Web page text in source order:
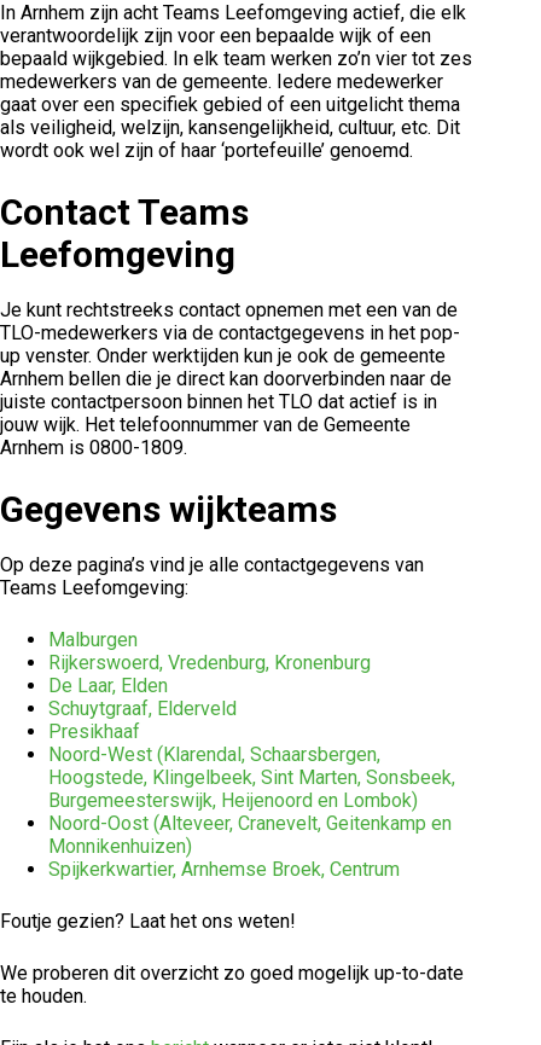
In Arnhem zijn acht Teams Leefomgeving actief, die elk
verantwoordelijk zijn voor een bepaalde wijk of een
bepaald wijkgebied. In elk team werken zo’n vier tot zes
medewerkers van de gemeente. Iedere medewerker
gaat over een specifiek gebied of een uitgelicht thema
als veiligheid, welzijn, kansengelijkheid, cultuur, etc. Dit
wordt ook wel zijn of haar ‘portefeuille’ genoemd.
Contact Teams
Leefomgeving
Je kunt rechtstreeks contact opnemen met een van de
TLO-medewerkers via de contactgegevens in het pop-
up venster. Onder werktijden kun je ook de gemeente
Arnhem bellen die je direct kan doorverbinden naar de
juiste contactpersoon binnen het TLO dat actief is in
jouw wijk. Het telefoonnummer van de Gemeente
Arnhem is 0800-1809.
Gegevens wijkteams
Op deze pagina’s vind je alle contactgegevens van
Teams Leefomgeving:
Malburgen
Rijkerswoerd, Vredenburg, Kronenburg
De Laar, Elden
Schuytgraaf, Elderveld
Presikhaaf
Noord-West (Klarendal, Schaarsbergen,
Hoogstede, Klingelbeek, Sint Marten, Sonsbeek,
Burgemeesterswijk, Heijenoord en Lombok)
Noord-Oost (Alteveer, Cranevelt, Geitenkamp en
Monnikenhuizen)
Spijkerkwartier, Arnhemse Broek, Centrum
Foutje gezien? Laat het ons weten!
We proberen dit overzicht zo goed mogelijk up-to-date
te houden.